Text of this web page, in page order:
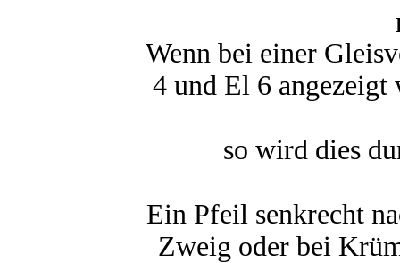
Wenn bei einer
4 und El 6
so wird dies
Ein Pfeil senkrecht
Zweig oder bei